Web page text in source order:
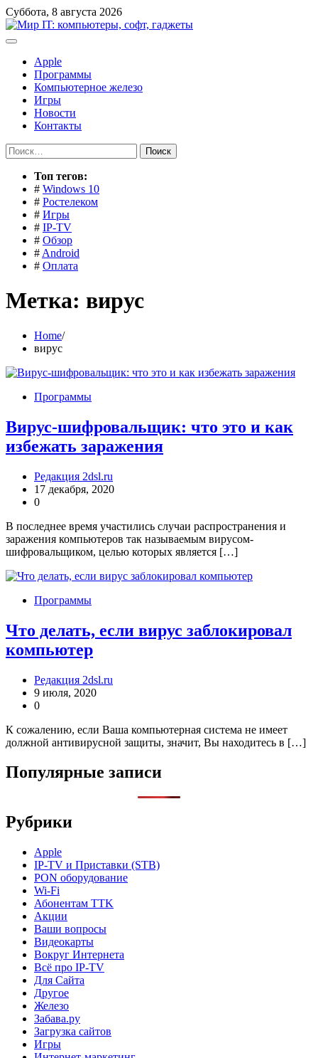
Перейти
к
содержимому
Суббота, 8 августа 2026
Apple
Программы
Компьютерное железо
Игры
Новости
Контакты
Найти:
Toп тегов:
# Windows 10
# Ростелеком
# Игры
# IP-TV
# Обзор
# Android
# Оплата
Метка: вирус
Home
вирус
Программы
Вирус-шифровальщик: что это и как
избежать заражения
Редакция 2dsl.ru
17 декабря, 2020
0
В последнее время участились случаи распространения и
заражения компьютеров так называемым вирусом-
шифровальщиком, целью которых является […]
Программы
Что делать, если вирус заблокировал
компьютер
Редакция 2dsl.ru
9 июля, 2020
0
К сожалению, если Ваша компьютерная система не имеет
должной антивирусной защиты, значит, Вы находитесь в […]
Популярные записи
Рубрики
Apple
IP-TV и Приставки (STB)
PON оборудование
Wi-Fi
Абонентам TTK
Акции
Ваши вопросы
Видеокарты
Вокруг Интернета
Всё про IP-TV
Для Сайта
Другое
Железо
Забава.ру
Загрузка сайтов
Игры